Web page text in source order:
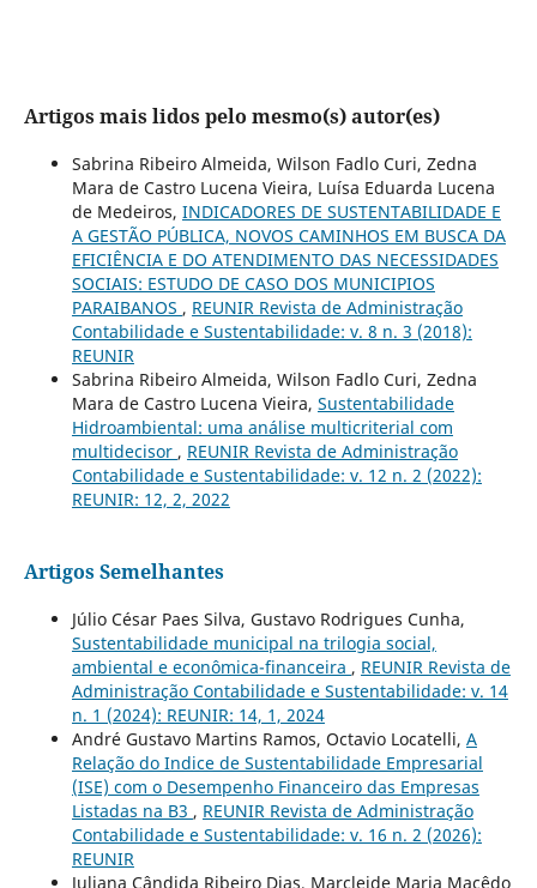
Artigos mais lidos pelo mesmo(s) autor(es)
Sabrina Ribeiro Almeida, Wilson Fadlo Curi, Zedna
Mara de Castro Lucena Vieira, Luísa Eduarda Lucena
de Medeiros, INDICADORES DE SUSTENTABILIDADE E
A GESTÃO PÚBLICA, NOVOS CAMINHOS EM BUSCA DA
EFICIÊNCIA E DO ATENDIMENTO DAS NECESSIDADES
SOCIAIS: ESTUDO DE CASO DOS MUNICIPIOS
PARAIBANOS , REUNIR Revista de Administração
Contabilidade e Sustentabilidade: v. 8 n. 3 (2018):
REUNIR
Sabrina Ribeiro Almeida, Wilson Fadlo Curi, Zedna
Mara de Castro Lucena Vieira, Sustentabilidade
Hidroambiental: uma análise multicriterial com
multidecisor , REUNIR Revista de Administração
Contabilidade e Sustentabilidade: v. 12 n. 2 (2022):
REUNIR: 12, 2, 2022
Artigos Semelhantes
Júlio César Paes Silva, Gustavo Rodrigues Cunha,
Sustentabilidade municipal na trilogia social,
ambiental e econômica-financeira , REUNIR Revista de
Administração Contabilidade e Sustentabilidade: v. 14
n. 1 (2024): REUNIR: 14, 1, 2024
André Gustavo Martins Ramos, Octavio Locatelli, A
Relação do Indice de Sustentabilidade Empresarial
(ISE) com o Desempenho Financeiro das Empresas
Listadas na B3 , REUNIR Revista de Administração
Contabilidade e Sustentabilidade: v. 16 n. 2 (2026):
REUNIR
Juliana Cândida Ribeiro Dias, Marcleide Maria Macêdo